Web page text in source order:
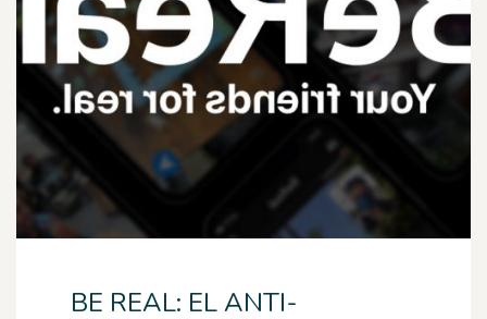
BE REAL: EL ANTI-